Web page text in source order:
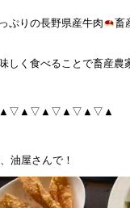
ぷりの長野県産牛肉
畜
しく食べることで畜産農
油屋さんで！